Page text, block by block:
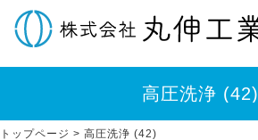
高圧洗浄 (42)
トップページ > 高圧洗浄 (42)